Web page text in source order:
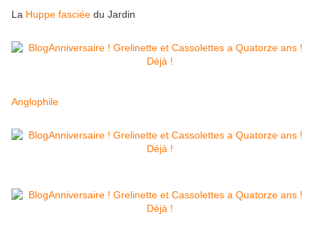
La Huppe fasciée du Jardin
Anglophile